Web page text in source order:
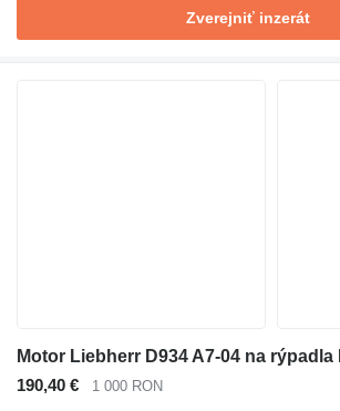
Zverejniť inzerát
190,40 € 1 000 RON